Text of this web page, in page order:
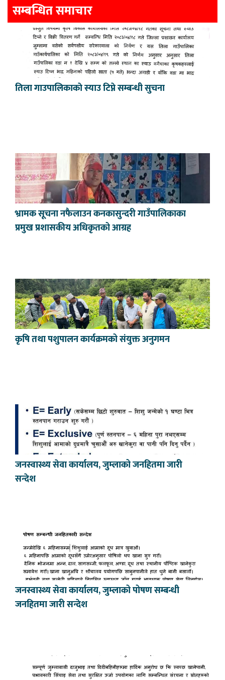
सम्बन्धित समाचार
तिला गाउपालिकाकाे स्याउ टिप्ने सम्बन्धी सुचना
भ्रामक सूचना नफैलाउन कनकासुन्दरी गाउँपालिकाका
प्रमुख प्रशासकीय अधिकृतको आग्रह
कृषि तथा पशुपालन कार्यक्रमको संयुक्त अनुगमन
जनस्वास्थ्य सेवा कार्यालय, जुम्लाको जनहितमा जारी
सन्देश
जनस्वास्थ्य सेवा कार्यालय, जुम्लाको पोषण सम्बन्धी
जनहितमा जारी सन्देश